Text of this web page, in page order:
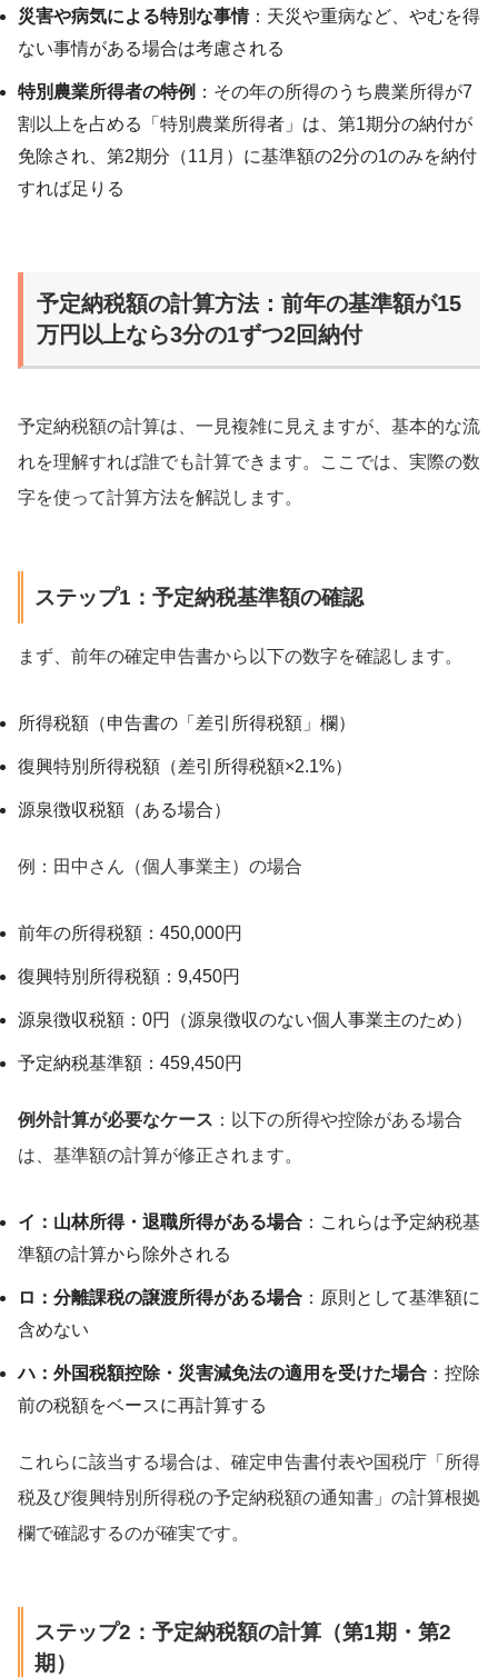
災害や病気による特別な事情：天災や重病など、やむを得
ない事情がある場合は考慮される
特別農業所得者の特例 ：その年の所得のうち農業所得が7
割以上を占める「特別農業所得者」は、第1期分の納付が
免除され、第2期分（11月）に基準額の2分の1のみを納付
すれば足りる
予定納税額の計算方法：前年の基準額が15
万円以上なら3分の1ずつ2回納付
予定納税額の計算は、一見複雑に見えますが、基本的な流
れを理解すれば誰でも計算できます。ここでは、実際の数
字を使って計算方法を解説します。
ステップ1：予定納税基準額の確認
まず、前年の確定申告書から以下の数字を確認します。
所得税額（申告書の「差引所得税額」欄）
復興特別所得税額（差引所得税額×2.1%）
源泉徴収税額（ある場合）
例：田中さん（個人事業主）の場合
前年の所得税額：450,000円
復興特別所得税額：9,450円
源泉徴収税額：0円（源泉徴収のない個人事業主のため）
予定納税基準額：459,450円
例外計算が必要なケース ：以下の所得や控除がある場合
は、基準額の計算が修正されます。
イ：山林所得・退職所得がある場合 ：これらは予定納税基
準額の計算から除外される
ロ：分離課税の譲渡所得がある場合 ：原則として基準額に
含めない
ハ：外国税額控除・災害減免法の適用を受けた場合 ：控除
前の税額をベースに再計算する
これらに該当する場合は、確定申告書付表や国税庁「所得
税及び復興特別所得税の予定納税額の通知書」の計算根拠
欄で確認するのが確実です。
ステップ2：予定納税額の計算（第1期・第2
期）